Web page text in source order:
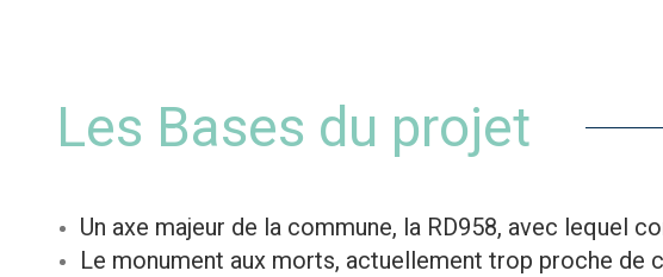
Les Bases du projet
Un axe majeur de la commune, la RD958, avec lequel
Le monument aux morts, actuellement trop proche de